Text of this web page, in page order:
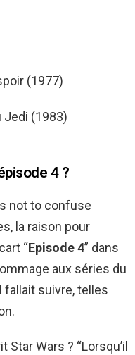
(1977)
Jedi (1983)
4 ?
not to confuse
la raison pour
“Episode 4” dans
aux séries du
fallait suivre, telles
Wars ? “Lorsqu’il